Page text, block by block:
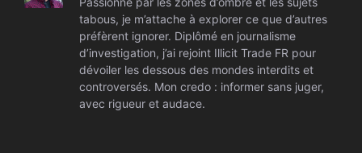
tabous, je m’attache à explorer ce que d’autres
préfèrent ignorer. Diplômé en journalisme
d’investigation, j’ai rejoint Illicit Trade FR pour
dévoiler les dessous des mondes interdits et
controversés. Mon credo : informer sans juger,
avec rigueur et audace.